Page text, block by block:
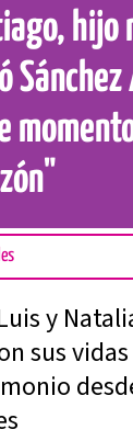
hijo
y
sus